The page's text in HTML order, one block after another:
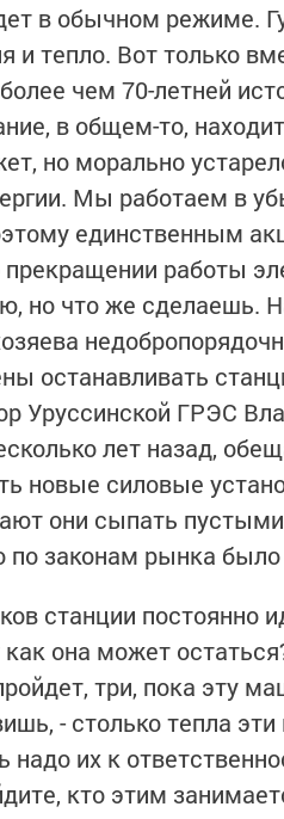
в обычном режиме.
и тепло. Вот только
чем 70-летней
в общем-то,
но морально
Мы работаем в
единственным
работы
но что же сделаешь.
останавливать
Уруссинской ГРЭС
лет назад,
новые силовые
они сыпать пустыми
по законам рынка
станции постоянно
как она может
три, пока эту
- столько тепла
надо их к
кто этим